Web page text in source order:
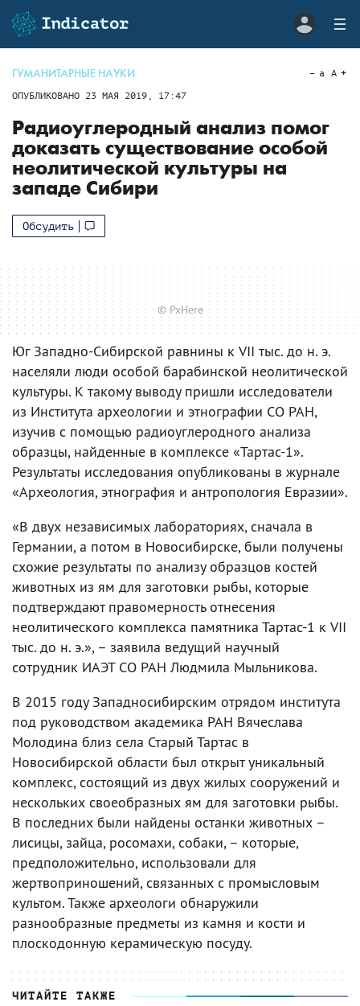
ГУМАНИТАРНЫЕ НАУКИ
ОПУБЛИКОВАНО 23 МАЯ 2019, 17:47
a A
Радиоуглеродный анализ помог
доказать существование особой
неолитической культуры на
западе Сибири
Обсудить
© PxHere
Юг Западно-Сибирской равнины к VII тыс. до н. э.
населяли люди особой барабинской неолитической
культуры. К такому выводу пришли исследователи
из Института археологии и этнографии СО РАН,
изучив с помощью радиоуглеродного анализа
образцы, найденные в комплексе «Тартас-1».
Результаты исследования опубликованы в журнале
«Археология, этнография и антропология Евразии».
«В двух независимых лабораториях, сначала в
Германии, а потом в Новосибирске, были получены
схожие результаты по анализу образцов костей
животных из ям для заготовки рыбы, которые
подтверждают правомерность отнесения
неолитического комплекса памятника Тартас-1 к VII
тыс. до н. э.», – заявила ведущий научный
сотрудник ИАЭТ СО РАН Людмила Мыльникова.
В 2015 году Западносибирским отрядом института
под руководством академика РАН Вячеслава
Молодина близ села Старый Тартас в
Новосибирской области был открыт уникальный
комплекс, состоящий из двух жилых сооружений и
нескольких своеобразных ям для заготовки рыбы.
В последних были найдены останки животных –
лисицы, зайца, росомахи, собаки, – которые,
предположительно, использовали для
жертвоприношений, связанных с промысловым
культом. Также археологи обнаружили
разнообразные предметы из камня и кости и
плоскодонную керамическую посуду.
ЧИТАЙТЕ ТАКЖЕ